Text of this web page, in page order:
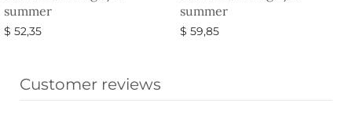
summer
$ 52,35
summer
$ 59,85
Customer reviews